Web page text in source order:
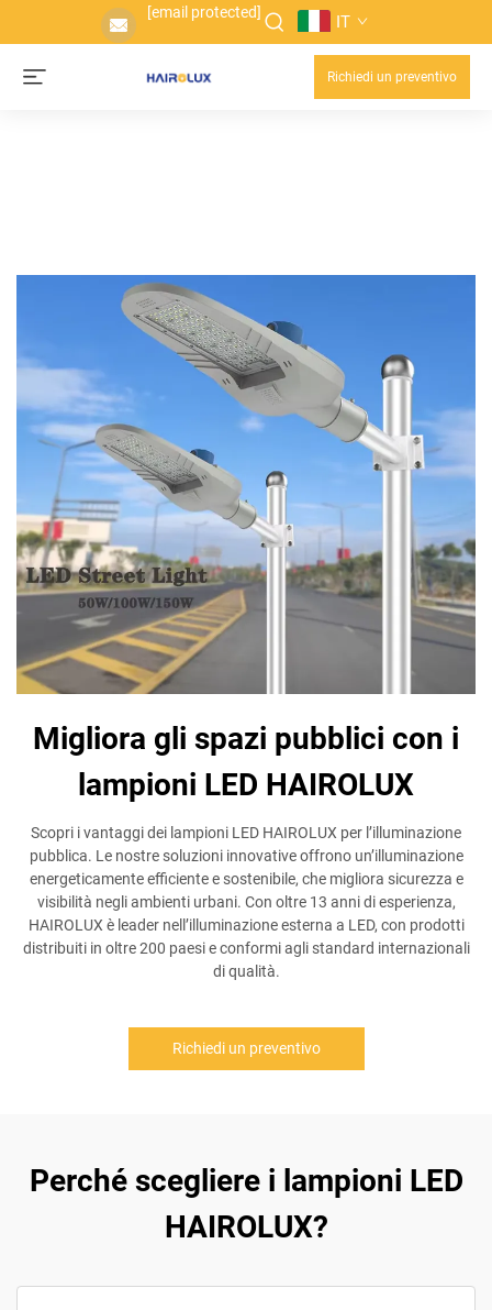
[email protected] IT
Richiedi un preventivo
Migliora gli spazi pubblici con i
lampioni LED HAIROLUX
Scopri i vantaggi dei lampioni LED HAIROLUX per l’illuminazione
pubblica. Le nostre soluzioni innovative offrono un’illuminazione
energeticamente efficiente e sostenibile, che migliora sicurezza e
visibilità negli ambienti urbani. Con oltre 13 anni di esperienza,
HAIROLUX è leader nell’illuminazione esterna a LED, con prodotti
distribuiti in oltre 200 paesi e conformi agli standard internazionali
di qualità.
Richiedi un preventivo
Perché scegliere i lampioni LED
HAIROLUX?